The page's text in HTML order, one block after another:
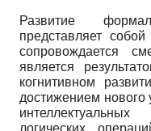
Развитие
представляет
сопровождается
является
когнитивном
достижением нового
логических